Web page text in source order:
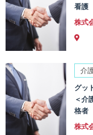
看護
株式
介
グッ
＜介
格者
株式